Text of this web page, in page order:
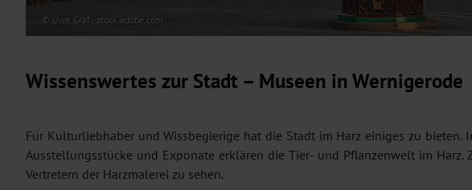
© Uwe Graf - stock.adobe.com
Wissenswertes zur Stadt – Museen in Wernigerode
Für Kulturliebhaber und Wissbegierige hat die Stadt im Harz einiges zu bieten.
Ausstellungsstücke und Exponate erklären die Tier- und Pflanzenwelt im
Vertretern der Harzmalerei zu sehen.